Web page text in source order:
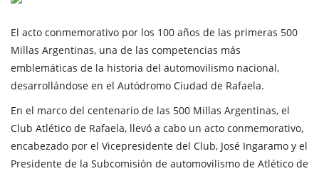
El acto conmemorativo por los 100 años de las primeras 500
Millas Argentinas, una de las competencias más
emblemáticas de la historia del automovilismo nacional,
desarrollándose en el Autódromo Ciudad de Rafaela.
En el marco del centenario de las 500 Millas Argentinas, el
Club Atlético de Rafaela, llevó a cabo un acto conmemorativo,
encabezado por el Vicepresidente del Club, José Ingaramo y el
Presidente de la Subcomisión de automovilismo de Atlético de